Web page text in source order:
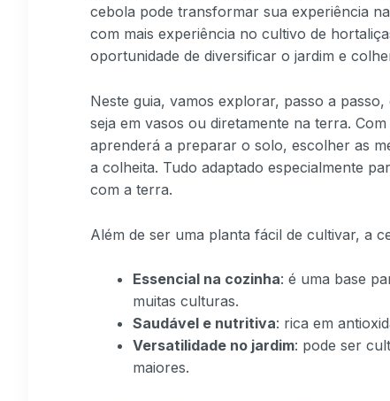
cebola pode transformar sua experiência
com mais experiência no cultivo de
oportunidade de diversificar o jardim e
Neste guia, vamos explorar, passo a
seja em vasos ou diretamente na terra.
aprenderá a preparar o solo, escolher as
a colheita. Tudo adaptado especialmente
com a terra.
Além de ser uma planta fácil de cultivar, a
Essencial na cozinha: é uma base
muitas culturas.
Saudável e nutritiva: rica em
Versatilidade no jardim: pode ser
maiores.